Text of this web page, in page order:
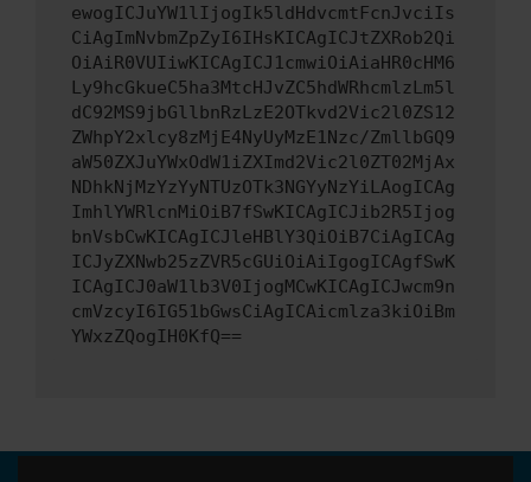
ewogICJuYW1lIjogIk5ldHdvcmtFcnJvciIs
CiAgImNvbmZpZyI6IHsKICAgICJtZXRob2Qi
OiAiR0VUIiwKICAgICJ1cmwiOiAiaHR0cHM6
Ly9hcGkueC5ha3MtcHJvZC5hdWRhcmlzLm5l
dC92MS9jbGllbnRzLzE2OTkvd2Vic2l0ZS12
ZWhpY2xlcy8zMjE4NyUyMzE1Nzc/ZmllbGQ9
aW50ZXJuYWxOdW1iZXImd2Vic2l0ZT02MjAx
NDhkNjMzYzYyNTUzOTk3NGYyNzYiLAogICAg
ImhlYWRlcnMiOiB7fSwKICAgICJib2R5Ijog
bnVsbCwKICAgICJleHBlY3QiOiB7CiAgICAg
ICJyZXNwb25zZVR5cGUiOiAiIgogICAgfSwK
ICAgICJ0aW1lb3V0IjogMCwKICAgICJwcm9n
cmVzcyI6IG51bGwsCiAgICAicmlza3kiOiBm
YWxzZQogIH0KfQ==